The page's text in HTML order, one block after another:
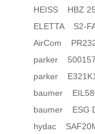
HEISS HBZ
ELETTA S2-
AirCom
parker
parker
baumer
baumer ESG
hydac